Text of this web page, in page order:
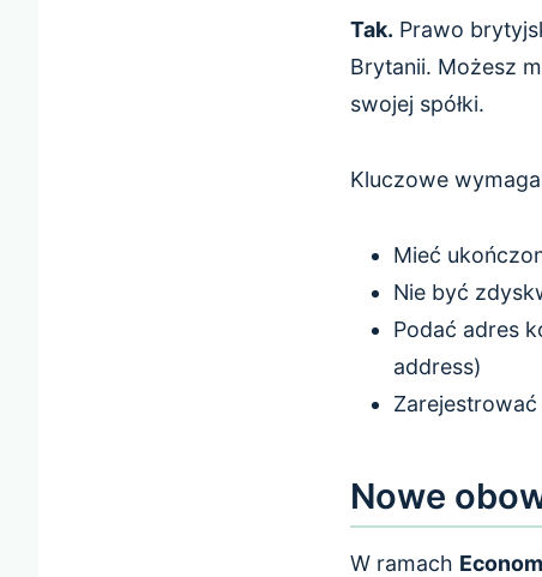
Tak. Prawo
Brytanii. Możesz
swojej spółki.
Kluczowe
Mieć
Nie być
Podać adres
address)
Nowe
W ramach